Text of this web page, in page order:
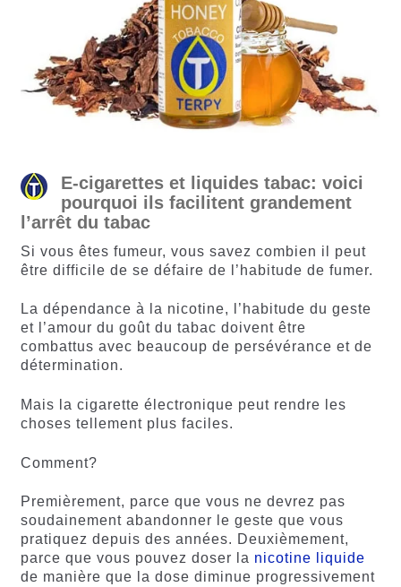
E-cigarettes et liquides tabac: voici
pourquoi ils facilitent grandement
l’arrêt du tabac
Si vous êtes fumeur, vous savez combien il peut
être difficile de se défaire de l’habitude de fumer.
La dépendance à la nicotine, l’habitude du geste
et l’amour du goût du tabac doivent être
combattus avec beaucoup de persévérance et de
détermination.
Mais la cigarette électronique peut rendre les
choses tellement plus faciles.
Comment?
Premièrement, parce que vous ne devrez pas
soudainement abandonner le geste que vous
pratiquez depuis des années. Deuxièmement,
parce que vous pouvez doser la nicotine liquide
de manière que la dose diminue progressivement